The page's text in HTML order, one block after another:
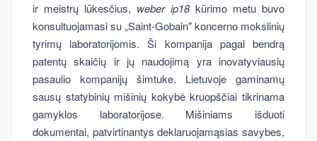
ir meistrų lūkesčius, weber ip18kūrimo metu buvo
konsultuojamasi su „Saint-Gobain" koncerno mokslinių
tyrimų laboratorijomis. Ši kompanija pagal bendrą
patentų skaičių ir jų naudojimą yra inovatyviausių
pasaulio kompanijų šimtuke. Lietuvoje gaminamų
sausų statybinių mišinių kokybė kruopščiai tikrinama
gamyklos laboratorijose. Mišiniams išduoti
dokumentai, patvirtinantys deklaruojamąsias savybes,